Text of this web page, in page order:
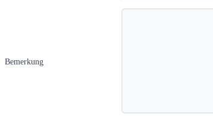
Bemerkung